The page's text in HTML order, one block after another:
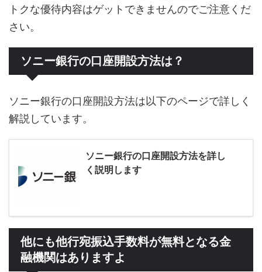
トクな優待内容はゲットできませんのでご注意くだ
さい。
ソニー銀行の口座開設方法は？
ソニー銀行の口座開設方法は以下のページで詳しく
解説しています。
ソニー銀行の口座開設方法を詳し
く説明します
他にも他行宛振込手数料が無料となる金
融機関はありますよ